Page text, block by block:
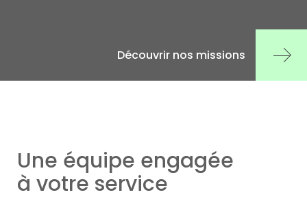
Découvrir nos missions
Une équipe engagée
à votre service